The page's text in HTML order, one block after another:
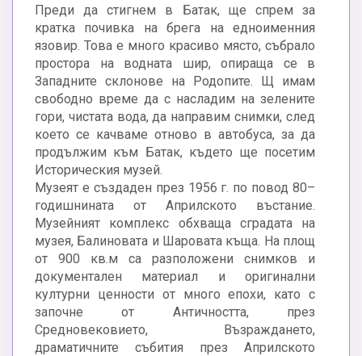
Преди да стигнем в Батак, ще спрем за
кратка почивка на брега на едноименния
язовир. Това е много красиво място, събрало
простора на водната шир, опираща се в
Западните склонове на Родопите. Щ имам
свободно време да с насладим на зелените
гори, чистата вода, да направим снимки, след
което се качваме отново в автобуса, за да
продължим към Батак, където ще посетим
Историческия музей.
Музеят е създаден през 1956 г. по повод 80–
годишнината от Априлското въстание.
Музейният комплекс обхваща сградата на
музея, Балиновата и Шаровата къща. На площ
от 900 кв.м са разположени снимков и
документален материал и оригинални
културни ценности от много епохи, като с
започне от Античността, през
Средновековието, Възраждането,
драматичните събития през Априлското